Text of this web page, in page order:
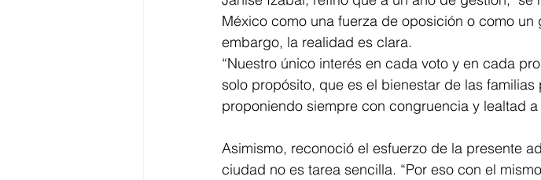
México como una fuerza de oposición o como
embargo, la realidad es clara.
“Nuestro único interés en cada voto y en cada
solo propósito, que es el bienestar de las
proponiendo siempre con congruencia y lealtad
Asimismo, reconoció el esfuerzo de la presente
ciudad no es tarea sencilla. “Por eso con el